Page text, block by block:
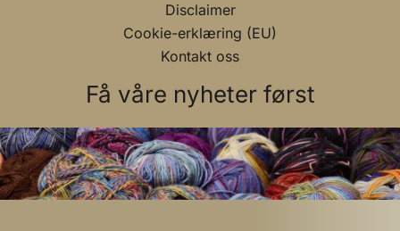
Disclaimer
Cookie-erklæring (EU)
Kontakt oss
Få våre nyheter først